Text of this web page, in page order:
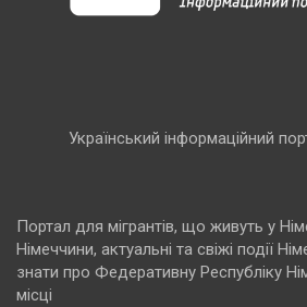
Український інформаційний
Портал для мігрантів, що живуть у
Німеччини, актуальні та свіжі події
знати про Федеративну Республіку
місці